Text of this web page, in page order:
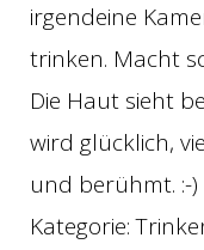
irgendeine
trinken. Macht
Die Haut sieht
wird glücklich,
und berühmt. :-
Kategorie: